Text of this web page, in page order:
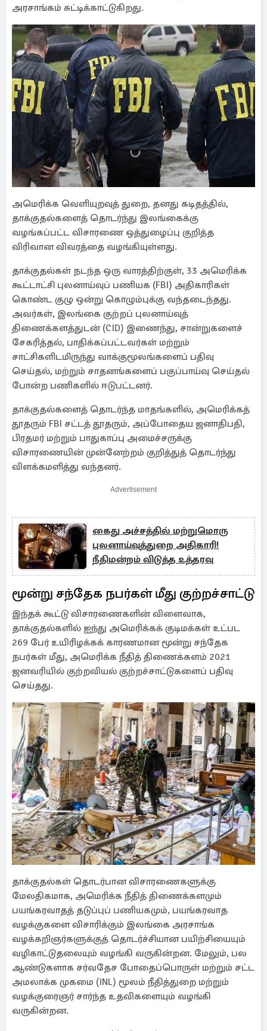
அரசாங்கம் சுட்டிக்காட்டுகிறது.
அமெரிக்க வெளியுறவுத் துறை, தனது கடிதத்தில்,
தாக்குதல்களைத் தொடர்ந்து இலங்கைக்கு
வழங்கப்பட்ட விசாரணை ஒத்துழைப்பு குறித்த
விரிவான விவரத்தை வழங்கியுள்ளது.
தாக்குதல்கள் நடந்த ஒரு வாரத்திற்குள், 33 அமெரிக்க
கூட்டாட்சி புலனாய்வுப் பணியக (FBI) அதிகாரிகள்
கொண்ட குழு ஒன்று கொழும்புக்கு வந்தடைந்தது.
அவர்கள், இலங்கை குற்றப் புலனாய்வுத்
திணைக்களத்துடன் (CID) இணைந்து, சான்றுகளைச்
சேகரித்தல், பாதிக்கப்பட்டவர்கள் மற்றும்
சாட்சிகளிடமிருந்து வாக்குமூலங்களைப் பதிவு
செய்தல், மற்றும் சாதனங்களைப் பகுப்பாய்வு செய்தல்
போன்ற பணிகளில் ஈடுபட்டனர்.
தாக்குதல்களைத் தொடர்ந்த மாதங்களில், அமெரிக்கத்
தூதரும் FBI சட்டத் தூதரும், அப்போதைய ஜனாதிபதி,
பிரதமர் மற்றும் பாதுகாப்பு அமைச்சருக்கு
விசாரணையின் முன்னேற்றம் குறித்துத் தொடர்ந்து
விளக்கமளித்து வந்தனர்.
Advertisement
கைது அச்சத்தில் மற்றுமொரு
புலனாய்வுத்துறை அதிகாரி!
நீதிமன்றம் விடுத்த உத்தரவு
மூன்று சந்தேக நபர்கள் மீது குற்றச்சாட்டு
இந்தக் கூட்டு விசாரணைகளின் விளைவாக,
தாக்குதல்களில் ஐந்து அமெரிக்கக் குடிமக்கள் உட்பட
269 பேர் உயிரிழக்கக் காரணமான மூன்று சந்தேக
நபர்கள் மீது, அமெரிக்க நீதித் திணைக்களம் 2021
ஜனவரியில் குற்றவியல் குற்றச்சாட்டுகளைப் பதிவு
செய்தது.
தாக்குதல்கள் தொடர்பான விசாரணைகளுக்கு
மேலதிகமாக, அமெரிக்க நீதித் திணைக்களமும்
பயங்கரவாதத் தடுப்புப் பணியகமும், பயங்கரவாத
வழக்குகளை விசாரிக்கும் இலங்கை அரசாங்க
வழக்கறிஞர்களுக்குத் தொடர்ச்சியான பயிற்சியையும்
வழிகாட்டுதலையும் வழங்கி வருகின்றன. மேலும், பல
ஆண்டுகளாக சர்வதேச போதைப்பொருள் மற்றும் சட்ட
அமலாக்க முகமை (INL) மூலம் நீதித்துறை மற்றும்
வழக்குரைஞர் சார்ந்த உதவிகளையும் வழங்கி
வருகின்றன.